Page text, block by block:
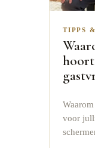
TIPPS
hoort
voor